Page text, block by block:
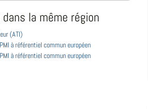
la même région
(ATI)
à référentiel commun européen
à référentiel commun européen